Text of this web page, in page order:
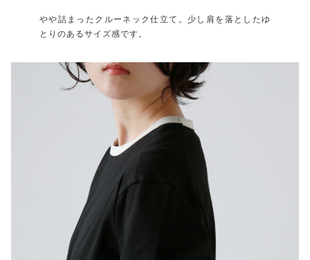
やや詰まったクルーネック仕立て。少し肩を落としたゆ
とりのあるサイズ感です。